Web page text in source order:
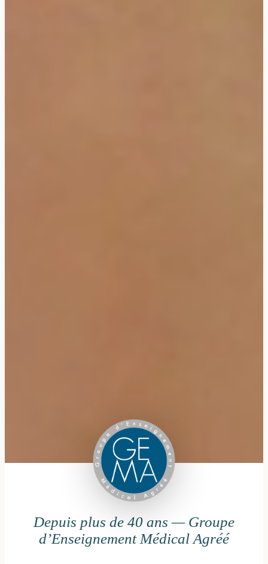
Depuis plus de 40 ans — Groupe
d’Enseignement Médical Agréé